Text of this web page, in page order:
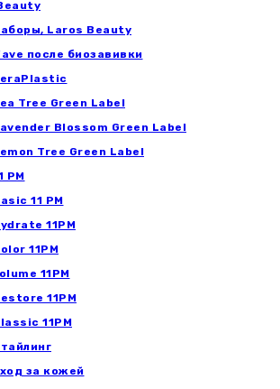
Laros Beauty
после биозавивки
Tree Green Label
Blossom Green Label
Tree Green Label
PM
11 PM
11PM
11PM
11PM
11PM
11PM
за кожей